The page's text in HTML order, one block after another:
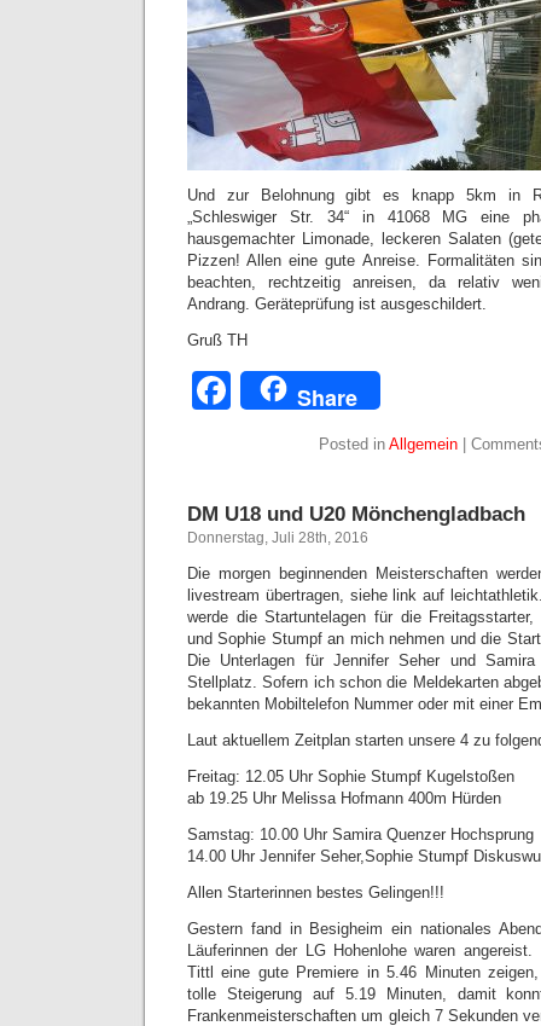
Und zur Belohnung gibt es knapp 5km in
„Schleswiger Str. 34“ in 41068 MG eine
hausgemachter Limonade, leckeren Salaten
Pizzen! Allen eine gute Anreise. Formalitäten
beachten, rechtzeitig anreisen, da relativ
Andrang. Geräteprüfung ist ausgeschildert.
Gruß TH
Facebook
Share
Posted in Allgemein|
DM U18 und U20 Mönchengladbach
Donnerstag, Juli 28th, 2016
Die morgen beginnenden Meisterschaften
livestream übertragen, siehe link auf
werde die Startuntelagen für die
und Sophie Stumpf an mich nehmen und die
Die Unterlagen für Jennifer Seher und
Stellplatz. Sofern ich schon die Meldekarten
bekannten Mobiltelefon Nummer oder mit einer
Laut aktuellem Zeitplan starten unsere 4 zu
Freitag: 12.05 Uhr Sophie Stumpf Kugelstoßen
ab 19.25 Uhr Melissa Hofmann 400m Hürden
Samstag: 10.00 Uhr Samira Quenzer Hochsprung
14.00 Uhr Jennifer Seher,Sophie Stumpf
Allen Starterinnen bestes Gelingen!!!
Gestern fand in Besigheim ein nationales
Läuferinnen der LG Hohenlohe waren
Tittl eine gute Premiere in 5.46 Minuten
tolle Steigerung auf 5.19 Minuten, damit
Frankenmeisterschaften um gleich 7 Sekunden